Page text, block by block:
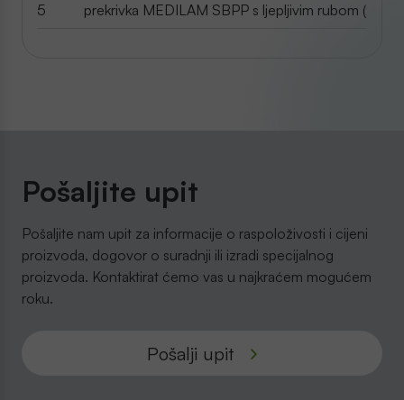
5 prekrivka MEDILAM SBPP s ljepljivim rubom (90
Pošaljite upit
Pošaljite nam upit za informacije o raspoloživosti i cijeni
proizvoda, dogovor o suradnji ili izradi specijalnog
proizvoda. Kontaktirat ćemo vas u najkraćem mogućem
roku.
Pošalji upit